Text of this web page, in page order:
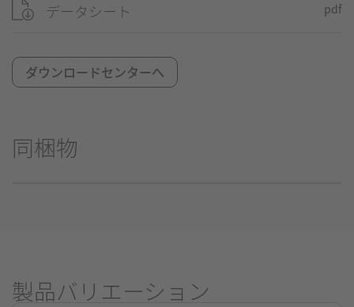
データシート pdf
ダウンロードセンターへ
同梱物
製品バリエーション